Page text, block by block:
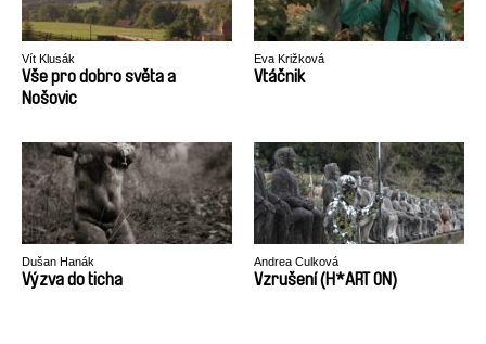
Vít Klusák
Vše pro dobro světa a
Nošovic
Eva Križková
Vtáčnik
Dušan Hanák
Výzva do ticha
Andrea Culková
Vzrušení (H*ART ON)